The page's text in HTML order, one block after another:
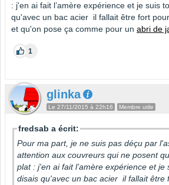
: j'en ai fait l’amère expérience et je suis
qu'avec un bac acier il fallait être fort
et qu'on pose ça comme pour un abri de
1
glinka
Le 27/11/2015 à 22h16 Membre utile
fredsab a écrit:
Pour ma part, je ne suis pas déçu par
attention aux couvreurs qui ne posent
plat : j'en ai fait l’amère expérience et
disais qu'avec un bac acier il fallait